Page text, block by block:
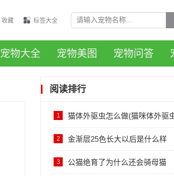
收藏 标签大全
宠物大全 宠物美图 宠物问答
阅读排行
1 猫体外驱虫怎么做(猫咪体外驱
的正确方法图解)
2 金渐层25色长大以后是什么样
子，会变黑吗？
3 公猫绝育了为什么还会骑母猫